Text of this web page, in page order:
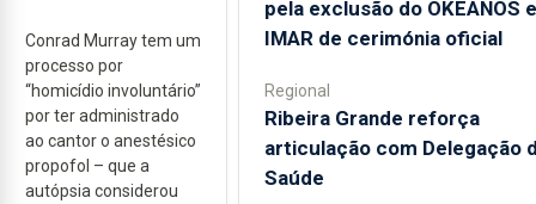
Conrad Murray tem um
processo por
“homicídio involuntário”
por ter administrado
ao cantor o anestésico
propofol – que a
autópsia considerou
pela exclusão do OKEANOS e
IMAR de cerimónia oficial
Regional
Ribeira Grande reforça
articulação com Delegação
Saúde